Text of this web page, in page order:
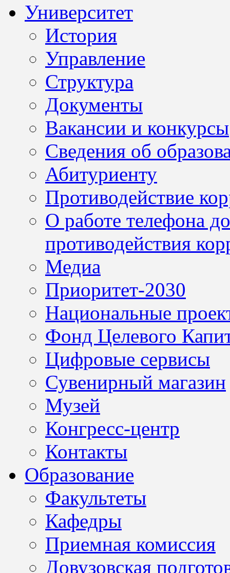
Университет
История
Управление
Структура
Документы
Вакансии и конкурсы
Сведения об
Абитуриенту
Противодействие
О работе телефона
противодействия
Медиа
Приоритет-2030
Национальные
Фонд Целевого
Цифровые сервисы
Сувенирный магазин
Музей
Конгресс-центр
Контакты
Образование
Факультеты
Кафедры
Приемная комиссия
Довузовская